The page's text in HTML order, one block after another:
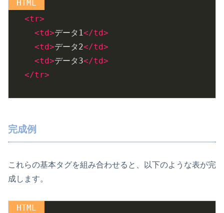
<tr>
<td>データ1</td>
<td>データ2</td>
<td>データ3</td>
</tr>
完成例
これらの基本タグを組み合わせると、以下のような表が完
成します。